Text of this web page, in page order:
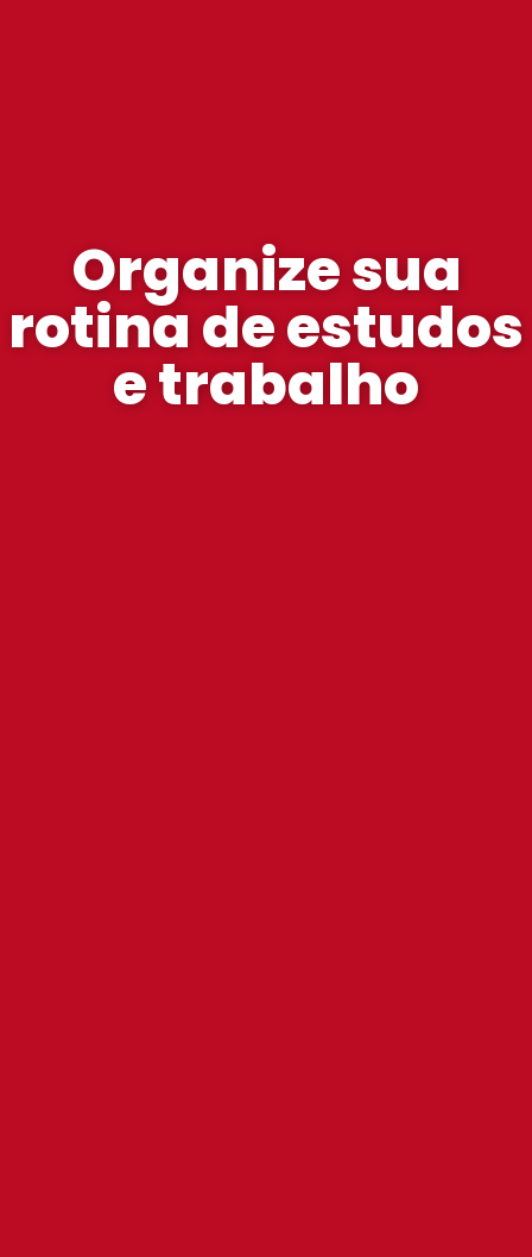
Organize sua
rotina de estudos
e trabalho